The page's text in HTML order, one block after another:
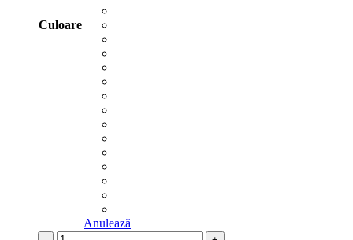
Culoare
Anulează